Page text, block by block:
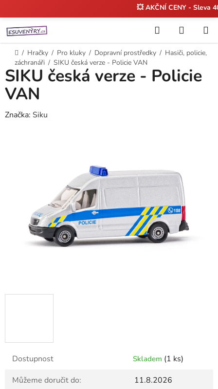
na
obsah
💥 AKČNÍ CENY - Sleva
Hledat
KOŠÍK
Domů
/ Hračky / Pro kluky / Dopravní prostředky / Hasiči, policie,
záchranáři / SIKU česká verze - Policie VAN
Dostupnost Skladem (1 ks)
Můžeme doručit do:
11.8.2026
SIKU česká verze - Policie
VAN
Značka: Siku